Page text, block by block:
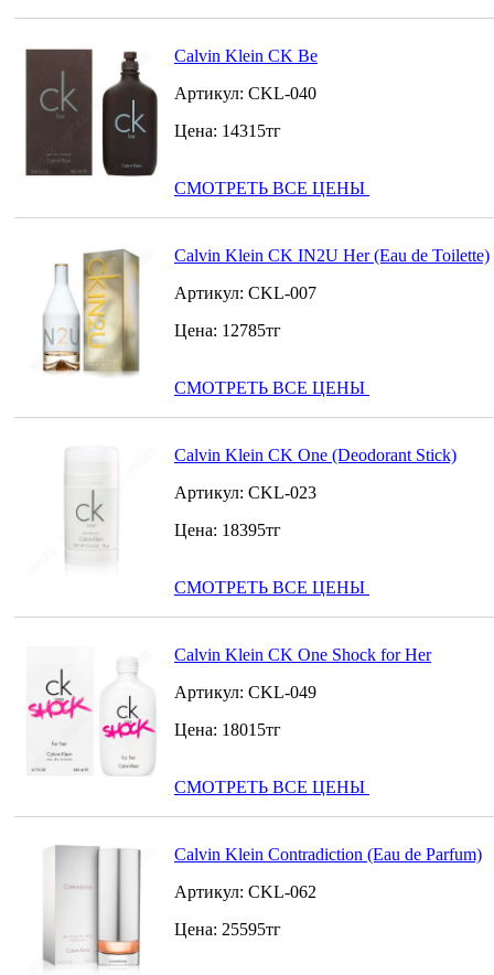
Calvin Klein CK Be
Артикул: CKL-040
Цена: 14315тг
СМОТРЕТЬ ВСЕ ЦЕНЫ
Calvin Klein CK IN2U Her (Eau de Toilette)
Артикул: CKL-007
Цена: 12785тг
СМОТРЕТЬ ВСЕ ЦЕНЫ
Calvin Klein CK One (Deodorant Stick)
Артикул: CKL-023
Цена: 18395тг
СМОТРЕТЬ ВСЕ ЦЕНЫ
Calvin Klein CK One Shock for Her
Артикул: CKL-049
Цена: 18015тг
СМОТРЕТЬ ВСЕ ЦЕНЫ
Calvin Klein Contradiction (Eau de Parfum)
Артикул: CKL-062
Цена: 25595тг